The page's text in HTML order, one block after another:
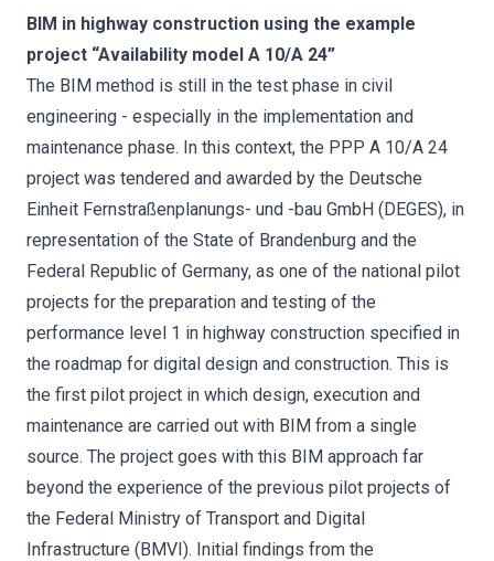
BIM in highway construction using the example
project “Availability model A 10/A 24”
The BIM method is still in the test phase in civil
engineering - especially in the implementation and
maintenance phase. In this context, the PPP A 10/A 24
project was tendered and awarded by the Deutsche
Einheit Fernstraßenplanungs- und -bau GmbH (DEGES), in
representation of the State of Brandenburg and the
Federal Republic of Germany, as one of the national pilot
projects for the preparation and testing of the
performance level 1 in highway construction specified in
the roadmap for digital design and construction. This is
the first pilot project in which design, execution and
maintenance are carried out with BIM from a single
source. The project goes with this BIM approach far
beyond the experience of the previous pilot projects of
the Federal Ministry of Transport and Digital
Infrastructure (BMVI). Initial findings from the